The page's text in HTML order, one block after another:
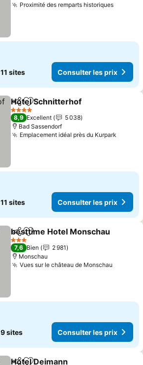
Proximité des remparts historiques
11 sites Consulter les prix
PartagerAjouter à mes favoris
Hotel Schnitterhof
4 Étoiles
8,9 Excellent
5 038
Bad Sassendorf
Emplacement idéal près du Kurpark
11 sites Consulter les prix
PartagerAjouter à mes favoris
besttime Hotel Monschau
3 Étoiles
7,6 Bien
2 981
Monschau
Vues sur le château de Monschau
9 sites Consulter les prix
Hotel Deimann